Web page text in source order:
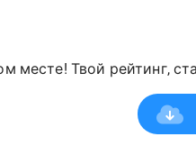
месте! Твой рейтинг,